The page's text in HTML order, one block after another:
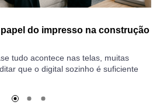
do impresso na construção
tudo acontece nas telas, muitas
que o digital sozinho é suficiente